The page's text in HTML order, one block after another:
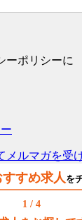
ーポリシーに
すすめ求人を
1 / 4